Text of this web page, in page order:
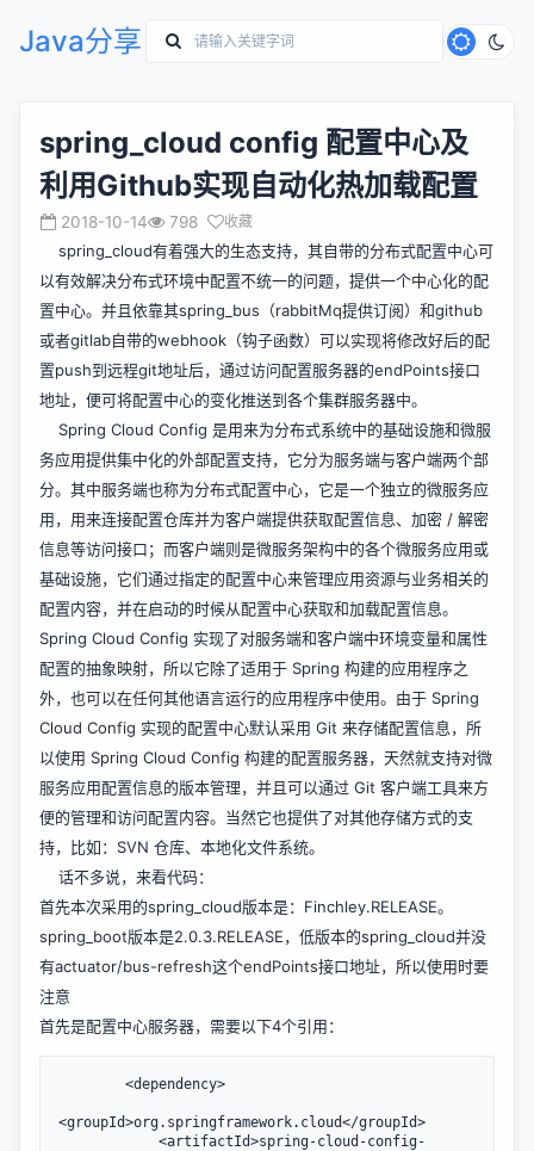
Java分享
spring_cloud config 配置中心及
利用Github实现自动化热加载配置
2018-10-14 798 收藏
spring_cloud有着强大的生态支持，其自带的分布式配置中心可
以有效解决分布式环境中配置不统一的问题，提供一个中心化的配
置中心。并且依靠其spring_bus（rabbitMq提供订阅）和github
或者gitlab自带的webhook（钩子函数）可以实现将修改好后的配
置push到远程git地址后，通过访问配置服务器的endPoints接口
地址，便可将配置中心的变化推送到各个集群服务器中。
Spring Cloud Config 是用来为分布式系统中的基础设施和微服
务应用提供集中化的外部配置支持，它分为服务端与客户端两个部
分。其中服务端也称为分布式配置中心，它是一个独立的微服务应
用，用来连接配置仓库并为客户端提供获取配置信息、加密 / 解密
信息等访问接口；而客户端则是微服务架构中的各个微服务应用或
基础设施，它们通过指定的配置中心来管理应用资源与业务相关的
配置内容，并在启动的时候从配置中心获取和加载配置信息。
Spring Cloud Config 实现了对服务端和客户端中环境变量和属性
配置的抽象映射，所以它除了适用于 Spring 构建的应用程序之
外，也可以在任何其他语言运行的应用程序中使用。由于 Spring
Cloud Config 实现的配置中心默认采用 Git 来存储配置信息，所
以使用 Spring Cloud Config 构建的配置服务器，天然就支持对微
服务应用配置信息的版本管理，并且可以通过 Git 客户端工具来方
便的管理和访问配置内容。当然它也提供了对其他存储方式的支
持，比如：SVN 仓库、本地化文件系统。
话不多说，来看代码：
首先本次采用的spring_cloud版本是：Finchley.RELEASE。
spring_boot版本是2.0.3.RELEASE，低版本的spring_cloud并没
有actuator/bus-refresh这个endPoints接口地址，所以使用时要
注意
首先是配置中心服务器，需要以下4个引用：
<groupId>org.springframework.cloud</groupId>